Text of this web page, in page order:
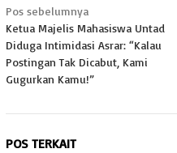
Navigasi
pos
Pos sebelumnya
Ketua Majelis Mahasiswa Untad
Diduga Intimidasi Asrar: “Kalau
Postingan Tak Dicabut, Kami
Gugurkan Kamu!”
POS TERKAIT